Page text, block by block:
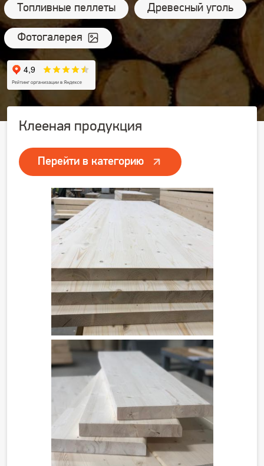
Топливные пеллеты Древесный уголь
Фотогалерея
Клееная продукция
Перейти в категорию